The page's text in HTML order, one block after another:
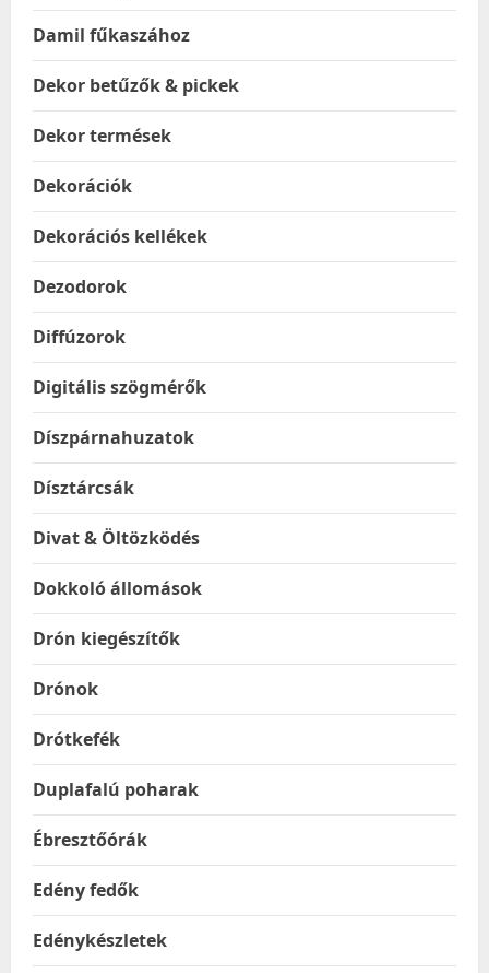
Damil fűkaszához
Dekor betűzők & pickek
Dekor termések
Dekorációk
Dekorációs kellékek
Dezodorok
Diffúzorok
Digitális szögmérők
Díszpárnahuzatok
Dísztárcsák
Divat & Öltözködés
Dokkoló állomások
Drón kiegészítők
Drónok
Drótkefék
Duplafalú poharak
Ébresztőórák
Edény fedők
Edénykészletek